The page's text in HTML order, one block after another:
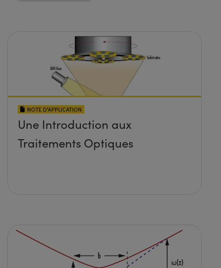
NOTE D’APPLICATION
Une Introduction aux
Traitements Optiques